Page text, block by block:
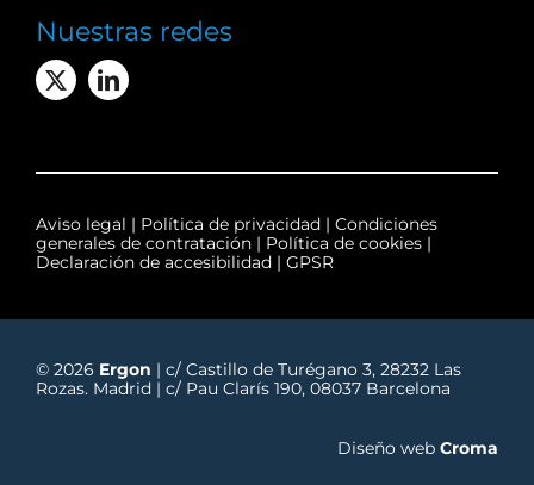
Nuestras redes
Aviso legal | Política de privacidad | Condiciones
generales de contratación| Política de cookies|
Declaración de accesibilidad| GPSR
© 2026 Ergon | c/ Castillo de Turégano 3, 28232 Las
Rozas. Madrid | c/ Pau Clarís 190, 08037 Barcelona
Diseño webCroma